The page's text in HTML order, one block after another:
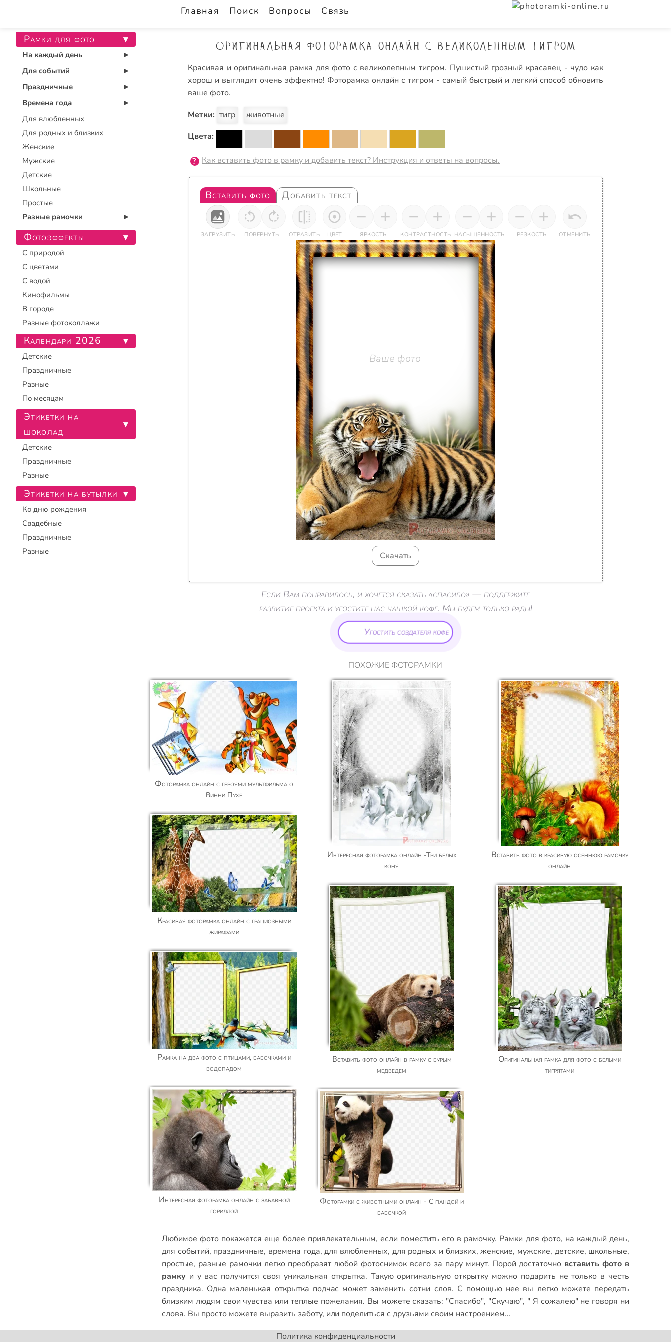
Главная Поиск Вопросы Связь
Оригинальная фоторамка онлайн с великолепным тигром
Красивая и оригинальная рамка для фото с великолепным тигром. Пушистый грозный красавец - чудо как
хорош и выглядит очень эффектно! Фоторамка онлайн с тигром - самый быстрый и легкий способ обновить
ваше фото.
Метки: тигр
животные
Цвета:
Как вставить фото в рамку и добавить текст? Инструкция и ответы на вопросы.
Вставить фото Добавить текст
ЗАГРУЗИТЬ ПОВЕРНУТЬ ОТРАЗИТЬ ЦВЕТ ЯРКОСТЬ КОНТРАСТНОСТЬ НАСЫЩЕННОСТЬ РЕЗКОСТЬ ОТМЕНИТЬ
Ваше фото
Скачать
Если Вам понравилось, и хочется сказать «спасибо» — поддержите
развитие проекта и угостите нас чашкой кофе. Мы будем только рады!
Угостить создателя кофе
ПОХОЖИЕ ФОТОРАМКИ
Фоторамка онлайн с героями мультфильма о
Винни Пухе
Интересная фоторамка онлайн -Три белых
коня
Вставить фото в красивую осеннюю рамочку
онлайн
Красивая фоторамка онлайн с грациозными
жирафами
Вставить фото онлайн в рамку с бурым
медведем
Оригинальная рамка для фото с белыми
тигрятами
Рамка на два фото с птицами, бабочками и
водопадом
Интересная фоторамка онлайн с забавной
гориллой
Фоторамки с животными онлаин - С пандой и
бабочкой
Любимое фото покажется еще более привлекательным, если поместить его в рамочку. Рамки для фото, на каждый день,
для событий, праздничные, времена года,для влюбленных, для родных и близких,женские, мужские, детские, школьные,
простые, разные рамочки легко преобразят любой фотоснимок всего за пару минут. Порой достаточно вставить фото в
рамку и у вас получится своя уникальная открытка. Такую оригинальную открытку можно подарить не только в честь
праздника. Одна маленькая открытка подчас может заменить сотни слов. С помощью нее вы легко можете передать
близким людям свои чувства или теплые пожелания. Вы можете сказать: "Спасибо", "Скучаю", " Я сожалею" не говоря ни
слова. Вы просто можете выразить заботу, или поделиться с друзьями своим настроением…
Рамки для фото ▾
На каждый день ▾
Для событий ▾
Праздничные ▾
Времена года ▾
Для влюбленных
Для родных и близких
Женские
Мужские
Детские
Школьные
Простые
Разные рамочки
▾
Фотоэффекты ▾
С природой
С цветами
С водой
Кинофильмы
В городе
Разные фотоколлажи
Календари 2026 ▾
Детские
Праздничные
Разные
По месяцам
Этикетки на
шоколад
▾
Детские
Праздничные
Разные
Этикетки на бутылки ▾
Ко дню рождения
Свадебные
Праздничные
Разные
Политика конфиденциальности